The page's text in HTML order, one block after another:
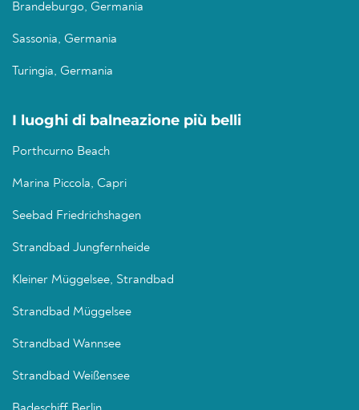
Brandeburgo, Germania
Sassonia, Germania
Turingia, Germania
I luoghi di balneazione più belli
Porthcurno Beach
Marina Piccola, Capri
Seebad Friedrichshagen
Strandbad Jungfernheide
Kleiner Müggelsee, Strandbad
Strandbad Müggelsee
Strandbad Wannsee
Strandbad Weißensee